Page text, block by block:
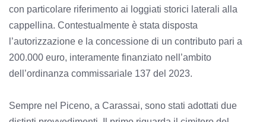
con particolare riferimento ai loggiati storici laterali alla
cappellina. Contestualmente è stata disposta
l’autorizzazione e la concessione di un contributo pari a
200.000 euro, interamente finanziato nell’ambito
dell’ordinanza commissariale 137 del 2023.
Sempre nel Piceno, a Carassai, sono stati adottati due